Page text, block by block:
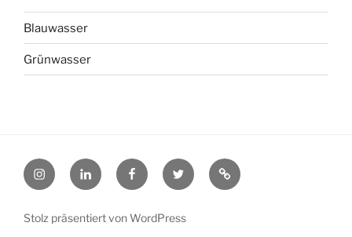
Blauwasser
Grünwasser
@Instagram@LinkedIn@Facebook
@X @pinterest
Stolz präsentiert von WordPress